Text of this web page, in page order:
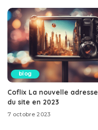
blog
Coflix La nouvelle adresse
du site en 2023
7 octobre 2023